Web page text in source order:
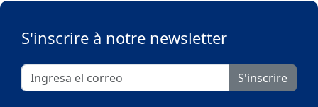
S'inscrire à notre newsletter
S'inscrire